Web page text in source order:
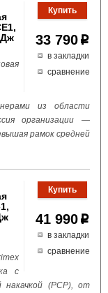
33 790 p
в закладки
сравнение
Дж
из области
организации —
рамок средней
41 990 p
в закладки
сравнение
с
накачкой (PCP), от